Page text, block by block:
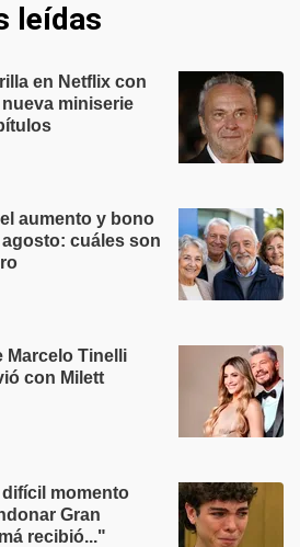
leídas
en Netflix con
miniserie
aumento y bono
cuáles son
Marcelo Tinelli
con Milett
momento
Gran
recibió..."